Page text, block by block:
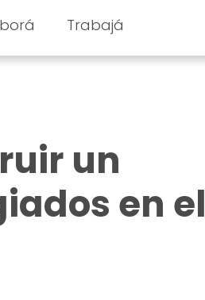
Trabajá
un
en el